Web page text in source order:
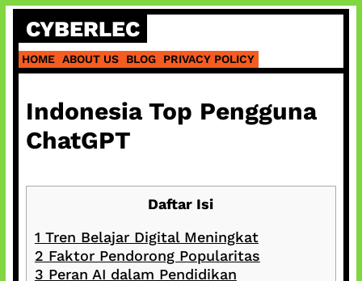
Skip
content
CYBERLEC
HOME ABOUT US BLOG PRIVACY POLICY
Indonesia Top Pengguna
ChatGPT
Daftar Isi
1 Tren Belajar Digital Meningkat
2 Faktor Pendorong Popularitas
3 Peran AI dalam Pendidikan